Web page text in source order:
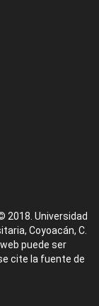
2018. Universidad
Coyoacán, C.
puede ser
cite la fuente de